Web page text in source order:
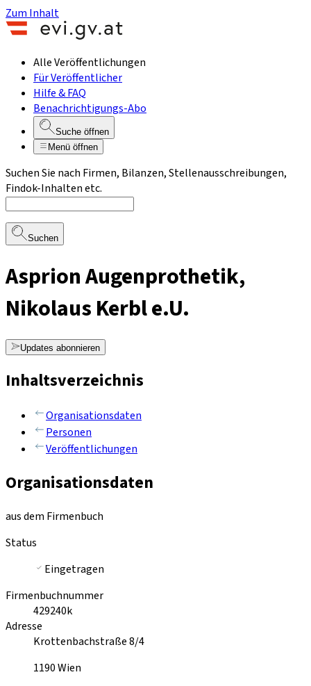
Zum Inhalt
Alle Veröffentlichungen
Für Veröffentlicher
Hilfe & FAQ
Benachrichtigungs-Abo
Suche öffnen
Menü öffnen
Suchen Sie nach Firmen, Bilanzen, Stellenausschreibungen,
Findok-Inhalten etc.
Suchen
Asprion Augenprothetik,
Nikolaus Kerbl e.U.
Updates abonnieren
Inhaltsverzeichnis
Organisationsdaten
Personen
Veröffentlichungen
Organisationsdaten
aus dem Firmenbuch
Status
Eingetragen
Firmenbuchnummer
429240k
Adresse
Krottenbachstraße 8/4
1190Wien